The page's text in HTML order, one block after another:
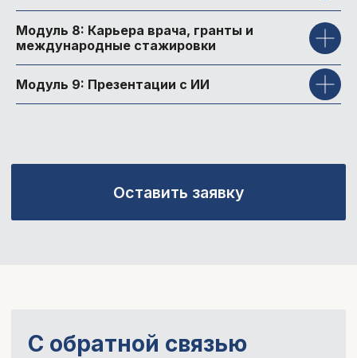
Модуль 8: Карьера врача, гранты и
международные стажировки
Модуль 9: Презентации с ИИ